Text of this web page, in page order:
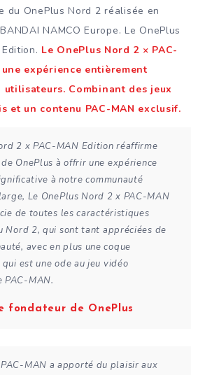
du OnePlus Nord 2 réalisée en
NAMCO Europe. Le OnePlus
Le OnePlus Nord 2 × PAC-
expérience entièrement
utilisateurs. Combinant des jeux
et un contenu PAC-MAN exclusif.
2 x PAC-MAN Edition réaffirme
OnePlus à offrir une expérience
à notre communauté
Le OnePlus Nord 2 x PAC-MAN
de toutes les caractéristiques
Nord 2, qui sont tant appréciées de
avec en plus une coque
est une ode au jeu vidéo
PAC-MAN.
fondateur de OnePlus
MAN a apporté du plaisir aux